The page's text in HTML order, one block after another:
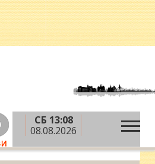
СБ 13:08
08.08.2026
» Надзвичайні події
чоловік, отруївшись